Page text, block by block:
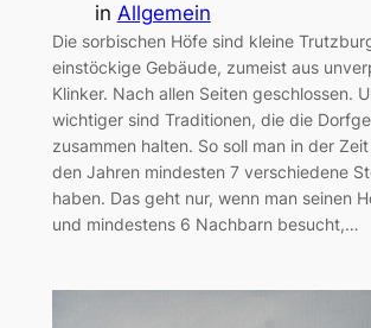
in Allgemein
Die sorbischen Höfe sind kleine
einstöckige Gebäude, zumeist aus
Klinker. Nach allen Seiten geschlossen.
wichtiger sind Traditionen, die die
zusammen halten. So soll man in der
den Jahren mindesten 7 verschiedene
haben. Das geht nur, wenn man seinen
und mindestens 6 Nachbarn besucht,…